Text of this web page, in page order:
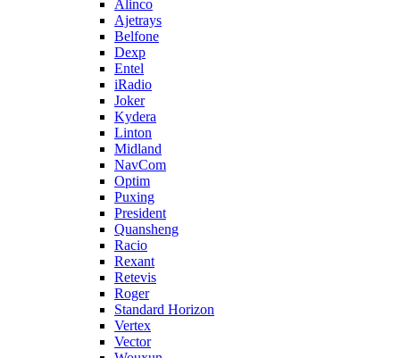
Alinco
Ajetrays
Belfone
Dexp
Entel
iRadio
Joker
Kydera
Linton
Midland
NavCom
Optim
Puxing
President
Quansheng
Racio
Rexant
Retevis
Roger
Standard Horizon
Vertex
Vector